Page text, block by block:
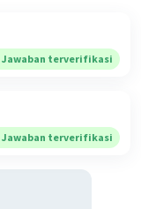
Jawaban terverifikasi
Jawaban terverifikasi